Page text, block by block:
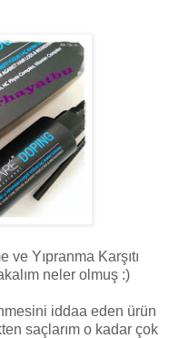
Yıpranma Karşıtı
neler olmuş :)
iddaa eden ürün
saçlarım o kadar çok